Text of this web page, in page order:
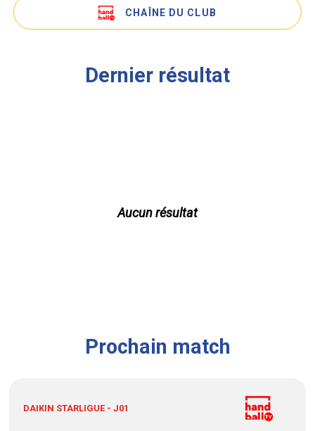
CHAÎNE DU CLUB
Dernier résultat
Aucun résultat
Prochain match
DAIKIN STARLIGUE - J01